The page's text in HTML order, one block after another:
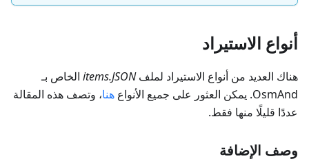
أنواع الاستيراد
هناك العديد من أنواع الاستيراد لملفitems.JSON الخاص بـ
OsmAnd. يمكن العثور على جميع الأنواع
هنا، وتصف هذه المقالة
عددًا قليلًا منها فقط.
وصف الإضافة